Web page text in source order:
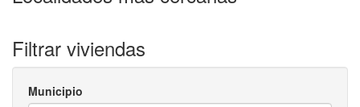
Filtrar viviendas
Municipio